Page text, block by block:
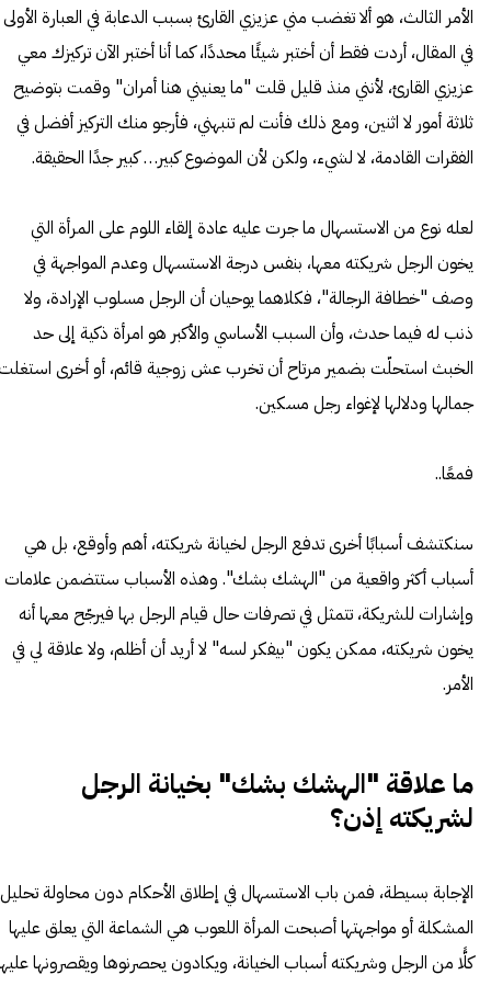
الأمر الثالث، هو ألا تغضب مني عزيزي القارئ بسبب الدعابة في العبارة الأولى
في المقال، أردت فقط أن أختبر شيئًا محددًا، كما أنا أختبر الآن تركيزك معي
عزيزي القارئ، لأنني منذ قليل قلت "ما يعنيني هنا أمران" وقمت بتوضيح
ثلاثة أمور لا اثنين، ومع ذلك فأنت لم تنبهني، فأرجو منك التركيز أفضل في
الفقرات القادمة، لا لشيء، ولكن لأن الموضوع كبير… كبير جدًا الحقيقة.
لعله نوع من الاستسهال ما جرت عليه عادة إلقاء اللوم على المرأة التي
يخون الرجل شريكته معها، بنفس درجة الاستسهال وعدم المواجهة في
وصف "خطافة الرجالة"، فكلاهما يوحيان أن الرجل مسلوب الإرادة، ولا
ذنب له فيما حدث، وأن السبب الأساسي والأكبر هو امرأة ذكية إلى حد
الخبث استحلّت بضمير مرتاح أن تخرب عش زوجية قائم، أو أخرى
جمالها ودلالها لإغواء رجل مسكين.
فمعًا..
سنكتشف أسبابًا أخرى تدفع الرجل لخيانة شريكته، أهم وأوقع، بل هي
أسباب أكثر واقعية من "الهشك بشك". وهذه الأسباب ستتضمن علامات
وإشارات للشريكة، تتمثل في تصرفات حال قيام الرجل بها فيرجّح معها أنه
يخون شريكته، ممكن يكون "بيفكر لسه" لا أريد أن أظلم، ولا علاقة لي في
الأمر.
ما علاقة "الهشك بشك" بخيانة الرجل
لشريكته إذن؟
الإجابة بسيطة، فمن باب الاستسهال في إطلاق الأحكام دون محاولة تحليل
المشكلة أو مواجهتها أصبحت المرأة اللعوب هي الشماعة التي يعلق عليها
كلًّا من الرجل وشريكته أسباب الخيانة، ويكادون يحصرنوها ويقصرونها